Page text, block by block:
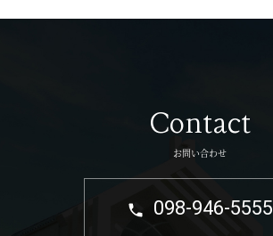
Contact
お問い合わせ
098-946-5555